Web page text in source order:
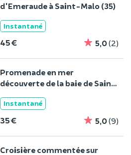
d'Emeraude à Saint-Malo (35)
Instantané
45 € 5,0(2)
Promenade en mer
découverte de la baie de Saint
Instantané
35 € 5,0(9)
Croisière commentée sur